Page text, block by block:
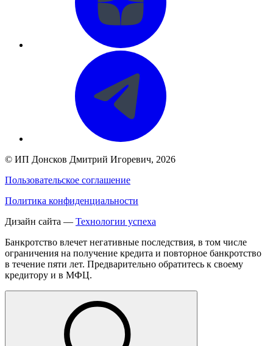
© ИП Донсков Дмитрий Игоревич, 2026
Пользовательское соглашение
Политика конфиденциальности
Дизайн сайта — Технологии успеха
Банкротство влечет негативные последствия, в том числе
ограничения на получение кредита и повторное банкротство
в течение пяти лет. Предварительно обратитесь к своему
кредитору и в МФЦ.